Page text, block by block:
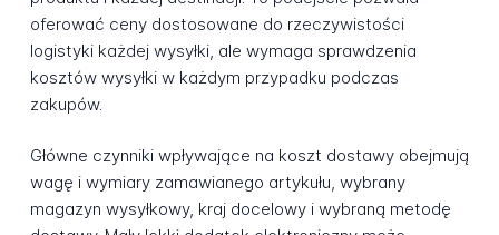
oferować ceny dostosowane do rzeczywistości
logistyki każdej wysyłki, ale wymaga sprawdzenia
kosztów wysyłki w każdym przypadku podczas
zakupów.
Główne czynniki wpływające na koszt dostawy obejmują
wagę i wymiary zamawianego artykułu, wybrany
magazyn wysyłkowy, kraj docelowy i wybraną metodę